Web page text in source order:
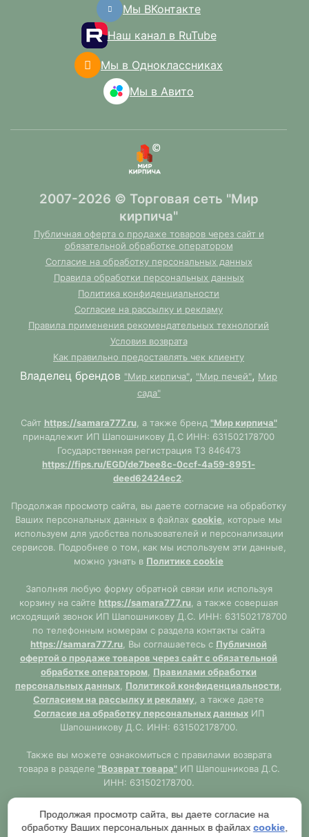
Мы ВКонтакте
Наш канал в RuTube
Мы в Одноклассниках
Мы в Авито
2007-2026 © Торговая сеть "Мир
кирпича"
Публичная оферта о продаже товаров через сайт и
обязательной обработке оператором
Согласие на обработку персональных данных
Правила обработки персональных данных
Политика конфиденциальности
Согласие на рассылку и рекламу
Правила применения рекомендательных технологий
Условия возврата
Как правильно предоставлять чек клиенту
Владелец брендов "Мир кирпича", "Мир печей", Мир
сада"
Сайт https://samara777.ru, а также бренд "Мир кирпича"
принадлежит ИП Шапошникову Д.С ИНН: 631502178700
Государственная регистрация ТЗ 846473
https://fips.ru/EGD/de7bee8c-0ccf-4a59-8951-
deed62424ec2.
Продолжая просмотр сайта, вы даете согласие на обработку
Ваших персональных данных в файлах cookie , которые мы
используем для удобства пользователей и персонализации
сервисов. Подробнее о том, как мы используем эти данные,
можно узнать в Политике cookie
Заполняя любую форму обратной связи или используя
корзину на сайте https://samara777.ru , а также совершая
исходящий звонок ИП Шапошникову Д.С. ИНН: 631502178700
по телефонным номерам с раздела контакты сайта
https://samara777.ru , Вы соглашаетесь с Публичной
офертой о продаже товаров через сайт с обязательной
обработке оператором
Правилами обработки
персональных данных Политикой конфиденциальности
Согласием на рассылку и рекламу , а также даете
Согласие на обработку персональных данныхИП
Шапошникову Д.С. ИНН: 631502178700.
Также вы можете ознакомиться с правилами возврата
товара в разделе "Возврат товара"ИП Шапошникова Д.С.
ИНН: 631502178700.
https://samara777.ru
не является публичной офертой,
ВСЯ информация размещена в ознакомительных целях.
Продолжая просмотр сайта, вы даете согласие на
обработку Ваших персональных данных в файлах cookie